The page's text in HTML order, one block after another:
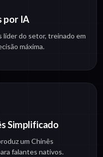
por IA
líder do setor, treinado em
máxima.
Simplificado
um Chinês
falantes nativos.